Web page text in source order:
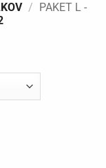
/ PAKET L -